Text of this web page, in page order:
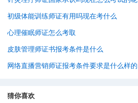
初级体能训练师证有用吗现在考什么
心理催眠师证怎么考取
皮肤管理师证书报考条件是什么
网络直播营销师证报考条件要求是什么样的
猜你喜欢